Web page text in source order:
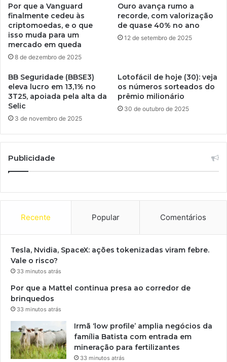
Por que a Vanguard
finalmente cedeu às
criptomoedas, e o que
isso muda para um
mercado em queda
8 de dezembro de 2025
Ouro avança rumo a
recorde, com valorização
de quase 40% no ano
12 de setembro de 2025
BB Seguridade (BBSE3)
eleva lucro em 13,1% no
3T25, apoiada pela alta da
Selic
3 de novembro de 2025
Lotofácil de hoje (30): veja
os números sorteados do
prêmio milionário
30 de outubro de 2025
Publicidade
Recente Popular Comentários
Tesla, Nvidia, SpaceX: ações tokenizadas viram febre.
Vale o risco?
33 minutos atrás
Por que a Mattel continua presa ao corredor de
brinquedos
33 minutos atrás
Irmã ‘low profile’ amplia negócios da
família Batista com entrada em
mineração para fertilizantes
33 minutos atrás